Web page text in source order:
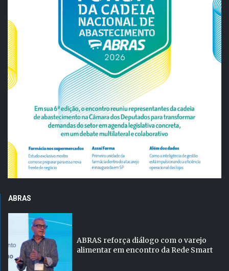
ABRAS
ABRAS reforça diálogo com o varejo
alimentar em encontro da Rede Smart